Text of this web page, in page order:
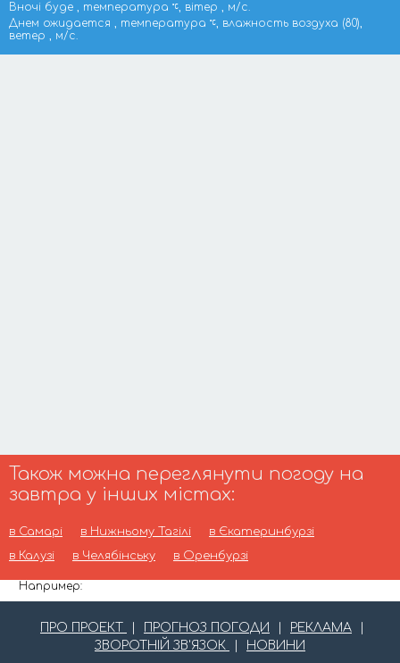
Вночі буде , температура
, вітер , м/с.
Днем ожидается , температура
, влажность воздуха (80),
ветер , м/с.
Також можна переглянути погоду на
завтра у інших містах:
в Самарі в Нижньому Тагілі
в Єкатеринбурзі
в Калузі
в Челябінську в Оренбурзі
Например:
ПРО ПРОЕКТ ПРОГНОЗ ПОГОДИ РЕКЛАМА
ЗВОРОТНІЙ ЗВ'ЯЗОК
НОВИНИ